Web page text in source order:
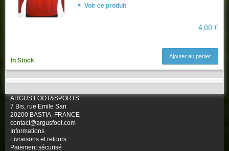
Voir ce produit
4,00 €
In Stock
Ajouter au panier
ARGUS FOOT&SPORTS
7 Bis, rue Emile Sari
20200 BASTIA, FRANCE
contact@argusfoot.com
Informations
Livraisons et retours
Paiement sécurisé